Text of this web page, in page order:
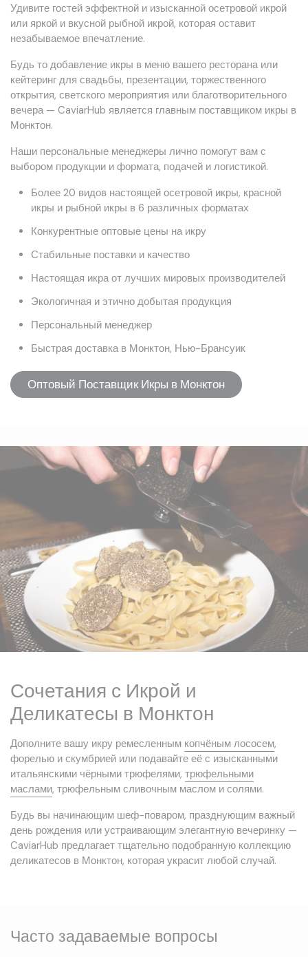
Удивите гостей эффектной и изысканной осетровой икрой
или яркой и вкусной рыбной икрой, которая оставит
незабываемое впечатление.
Будь то добавление икры в меню вашего ресторана или
кейтеринг для свадьбы, презентации, торжественного
открытия, светского мероприятия или благотворительного
вечера — CaviarHub является главным поставщиком икры в
Монктон.
Наши персональные менеджеры лично помогут вам с
выбором продукции и формата, подачей и логистикой.
Более 20 видов настоящей осетровой икры, красной
икры и рыбной икры в 6 различных форматах
Конкурентные оптовые цены на икру
Стабильные поставки и качество
Настоящая икра от лучших мировых производителей
Экологичная и этично добытая продукция
Персональный менеджер
Быстрая доставка в Монктон, Нью-Брансуик
Оптовый Поставщик Икры в Монктон
Сочетания с Икрой и
Деликатесы в Монктон
Дополните вашу икру ремесленным копчёным лососем,
форелью и скумбрией или подавайте её с изысканными
итальянскими чёрными трюфелями, трюфельными
маслами, трюфельным сливочным маслом и солями.
Будь вы начинающим шеф-поваром, празднующим важный
день рождения или устраивающим элегантную вечеринку —
CaviarHub предлагает тщательно подобранную коллекцию
деликатесов в Монктон, которая украсит любой случай.
Часто задаваемые вопросы